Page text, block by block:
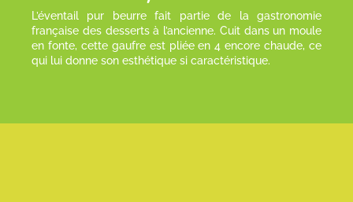
L’éventail pur beurre fait partie de la gastronomie
française des desserts à l’ancienne. Cuit dans un moule
en fonte, cette gaufre est pliée en 4 encore chaude, ce
qui lui donne son esthétique si caractéristique.